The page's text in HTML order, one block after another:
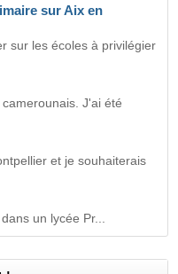
sur Aix en
sur les écoles à privilégier
J'ai été
et je souhaiterais
un lycée Pr...